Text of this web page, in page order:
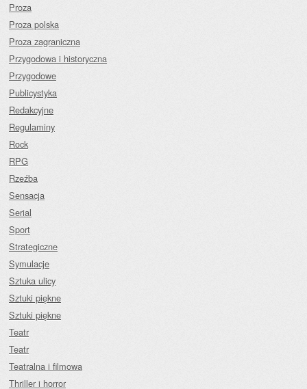
Proza
Proza polska
Proza zagraniczna
Przygodowa i historyczna
Przygodowe
Publicystyka
Redakcyjne
Regulaminy
Rock
RPG
Rzeźba
Sensacja
Serial
Sport
Strategiczne
Symulacje
Sztuka ulicy
Sztuki piękne
Sztuki piękne
Teatr
Teatr
Teatralna i filmowa
Thriller i horror